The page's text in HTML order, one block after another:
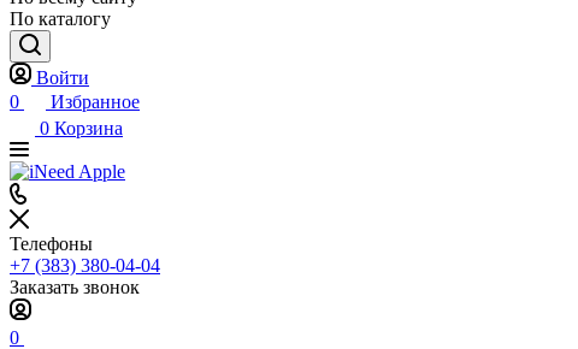
По каталогу
Войти
0
Избранное
0 Корзина
Телефоны
+7 (383) 380-04-04
Заказать звонок
0